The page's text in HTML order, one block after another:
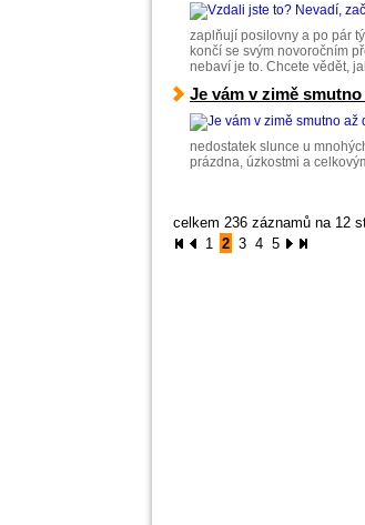
zaplňují posilovny a po pár
končí se svým novoročním
nebaví je to. Chcete vědět,
Je vám v zimě
nedostatek slunce u
prázdna, úzkostmi a
celkem 236 záznamů na 12
1 2 3 4 5